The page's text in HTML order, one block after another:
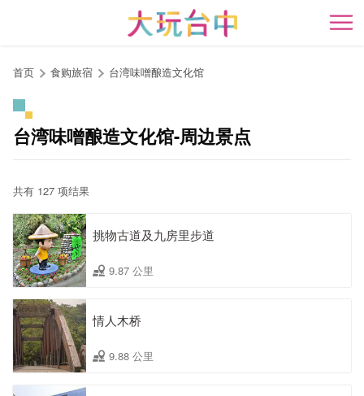
开
首页 食购旅宿 台湾味噌酿造文化馆
台湾味噌酿造文化馆-周边景点
共有 127 项结果
挑物古道及九房里步道
9.87 公里
情人木桥
9.88 公里